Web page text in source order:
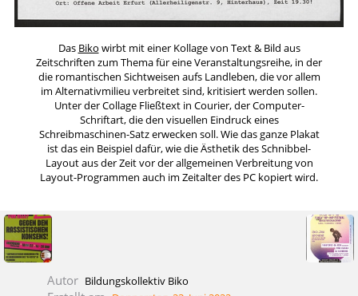
Das Biko wirbt mit einer Kollage von Text & Bild aus
Zeitschriften zum Thema für eine Veranstaltungsreihe, in der
die romantischen Sichtweisen aufs Landleben, die vor allem
im Alternativmilieu verbreitet sind, kritisiert werden sollen.
Unter der Collage Fließtext in Courier, der Computer-
Schriftart, die den visuellen Eindruck eines
Schreibmaschinen-Satz erwecken soll. Wie das ganze Plakat
ist das ein Beispiel dafür, wie die Ästhetik des Schnibbel-
Layout aus der Zeit vor der allgemeinen Verbreitung von
Layout-Programmen auch im Zeitalter des PC kopiert wird.
Autor Bildungskollektiv Biko